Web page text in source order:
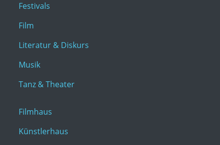
Festivals
Film
Literatur & Diskurs
Musik
Tanz & Theater
Filmhaus
Künstlerhaus